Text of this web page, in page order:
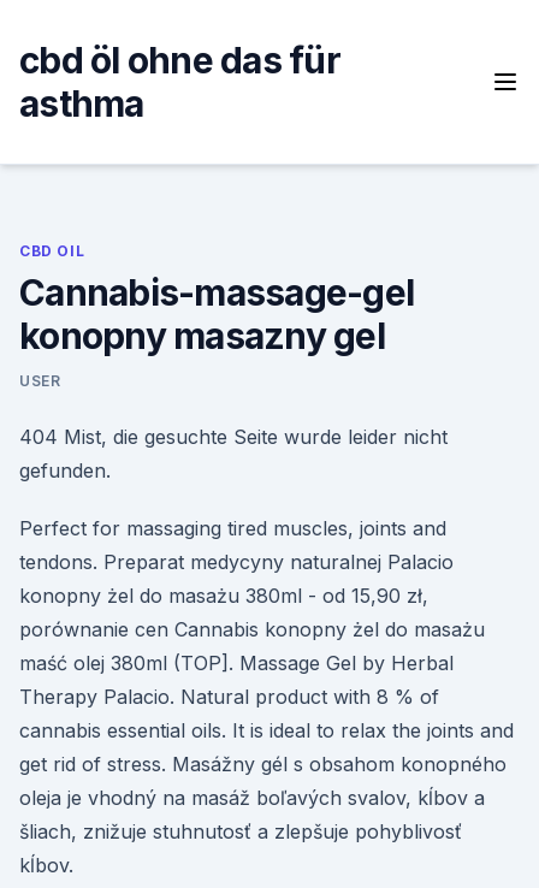
content
cbd öl ohne das für
asthma
CBD OIL
Cannabis-massage-gel
konopny masazny gel
USER
404 Mist, die gesuchte Seite wurde leider nicht
gefunden.
Perfect for massaging tired muscles, joints and
tendons. Preparat medycyny naturalnej Palacio
konopny żel do masażu 380ml - od 15,90 zł,
porównanie cen Cannabis konopny żel do masażu
maść olej 380ml (TOP]. Massage Gel by Herbal
Therapy Palacio. Natural product with 8 % of
cannabis essential oils. It is ideal to relax the joints and
get rid of stress. Masážny gél s obsahom konopného
oleja je vhodný na masáž boľavých svalov, kĺbov a
šliach, znižuje stuhnutosť a zlepšuje pohyblivosť
kĺbov.